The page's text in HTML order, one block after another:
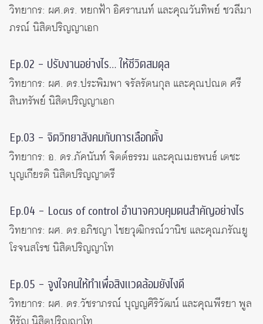
วิทยากร: ผศ.ดร. หยกฟ้า อิศรานนท์ และคุณวันทิพย์ ชวลีมา
ภรณ์ นิสิตปริญญาเอก
Ep.02 – ปรับงานอย่างไร… ให้ชีวิตสมดุล
วิทยากร: ผศ. ดร.ประพิมพา จรัลรัตนกุล และคุณปณต ศรี
สินทรัพย์ นิสิตปริญญาเอก
Ep.03 – จิตวิทยาสังคมกับการเลือกตั้ง
วิทยากร: อ. ดร.ภัคนันท์ จิตต์ธรรม และคุณเมธพนธ์ เตชะ
บุญเกียรติ นิสิตปริญญาตรี
Ep.04 – Locus of control อำนาจควบคุมตนสำคัญอย่างไร
วิทยากร: ผศ. ดร.อภิชญา ไชยวุฒิกรณ์วานิช และคุณภรัณยู
โรจนสโรช นิสิตปริญญาโท
Ep.05 – จูงใจคนให้ทำเพื่อสิงแวดล้อมยังไงดี
วิทยากร: ผศ. ดร.วัชราภรณ์ บุญญศิริวัฒน์ และคุณพีรยา พูล